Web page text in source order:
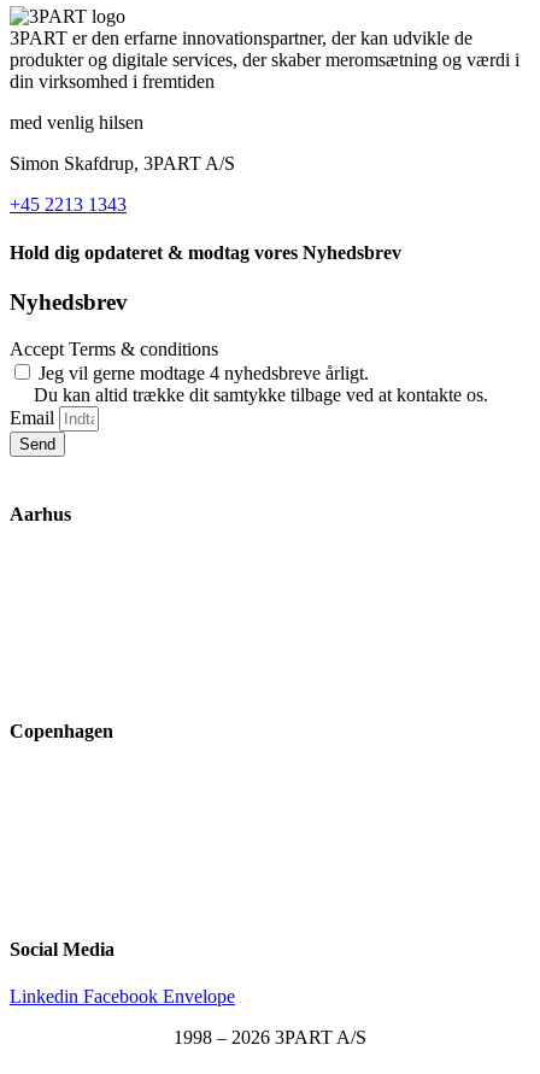
3PART er den erfarne innovationspartner, der kan udvikle de
produkter og digitale services, der skaber meromsætning og værdi i
din virksomhed i fremtiden
med venlig hilsen
Simon Skafdrup, 3PART A/S
+45 2213 1343
Hold dig opdateret & modtag vores Nyhedsbrev
Nyhedsbrev
Accept Terms & conditions
Jeg vil gerne modtage 4 nyhedsbreve årligt.
Du kan altid trække dit samtykke tilbage ved at kontakte os.
Email
Send
Aarhus
Copenhagen
Social Media
Linkedin Facebook Envelope
1998 – 2026 3PART A/S